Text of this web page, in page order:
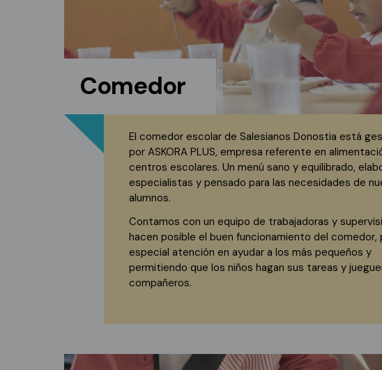
Comedor
El comedor escolar de Salesianos Donostia está
por ASKORA PLUS, empresa referente en
centros escolares. Un menú sano y equilibrado,
especialistas y pensado para las necesidades de
alumnos.
Contamos con un equipo de trabajadoras y
hacen posible el buen funcionamiento del comedor,
especial atención en ayudar a los más pequeños y
permitiendo que los niños hagan sus tareas y
compañeros.